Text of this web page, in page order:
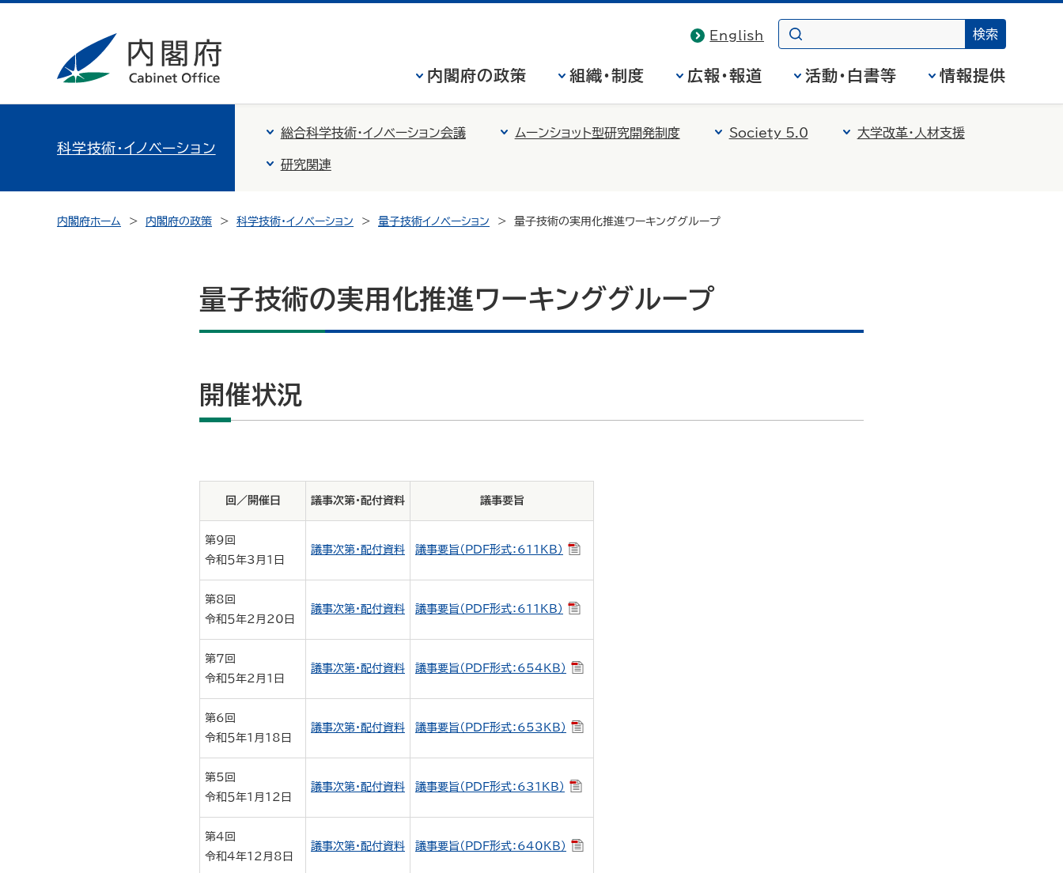
English
内閣府の政策 組織・制度 広報・報道 活動・白書等 情報提供
科学技術・イノベーション
総合科学技術・イノベーション会議 ムーンショット型研究開発制度 Society 5.0 大学改革・人材支援
研究関連
内閣府ホーム 内閣府の政策 科学技術・イノベーション 量子技術イノベーション 量子技術の実用化推進ワーキンググループ
量子技術の実用化推進ワーキンググループ
開催状況
回／開催日 議事次第・配付資料 議事要旨
第9回
令和５年3月1日
議事次第・配付資料 議事要旨（PDF形式：611KB）
第8回
令和５年2月20日
議事次第・配付資料 議事要旨（PDF形式：611KB）
第7回
令和５年2月1日
議事次第・配付資料 議事要旨（PDF形式：654KB）
第6回
令和５年1月18日
議事次第・配付資料 議事要旨（PDF形式：653KB）
第5回
令和５年1月12日
議事次第・配付資料 議事要旨（PDF形式：631KB）
第4回
令和４年12月8日
議事次第・配付資料 議事要旨（PDF形式：640KB）